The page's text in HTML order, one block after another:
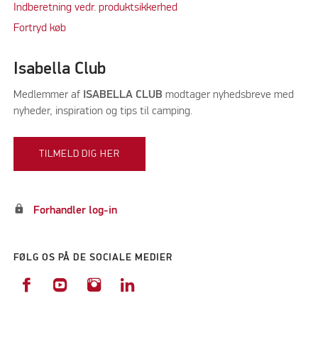
Indberetning vedr. produktsikkerhed
Fortryd køb
Isabella Club
Medlemmer afISABELLA CLUB modtager nyhedsbreve med
nyheder, inspiration og tips til camping.
TILMELD DIG HER
lock Forhandler log-in
FØLG OS PÅ DE SOCIALE MEDIER